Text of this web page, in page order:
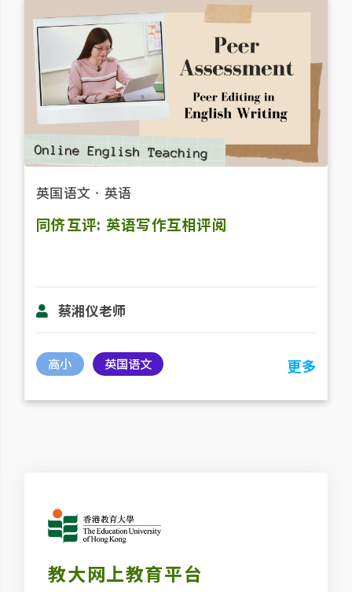
英国语文 ． 英语
同侪互评: 英语写作互相评阅
蔡湘仪老师
高小 英国语文 更多
教大网上教育平台